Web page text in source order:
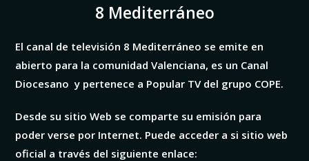
8 Mediterráneo
El canal de televisión 8 Mediterráneo se emite en
abierto para la comunidad Valenciana, es un Canal
Diocesano y pertenece a Popular TV del grupo COPE.
Desde su sitio Web se comparte su emisión para
poder verse por Internet. Puede acceder a si sitio web
oficial a través del siguiente enlace: